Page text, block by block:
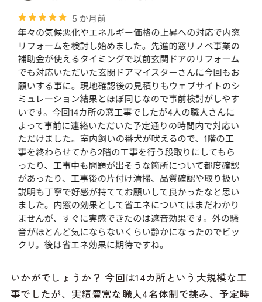
いかがでしょうか？ 今回は14カ所という大規模な工
事でしたが、実績豊富な職人4名体制で挑み、予定時